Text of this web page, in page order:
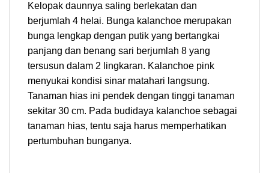
Kelopak daunnya saling berlekatan dan
berjumlah 4 helai. Bunga kalanchoe merupakan
bunga lengkap dengan putik yang bertangkai
panjang dan benang sari berjumlah 8 yang
tersusun dalam 2 lingkaran. Kalanchoe pink
menyukai kondisi sinar matahari langsung.
Tanaman hias ini pendek dengan tinggi tanaman
sekitar 30 cm. Pada budidaya kalanchoe sebagai
tanaman hias, tentu saja harus memperhatikan
pertumbuhan bunganya.